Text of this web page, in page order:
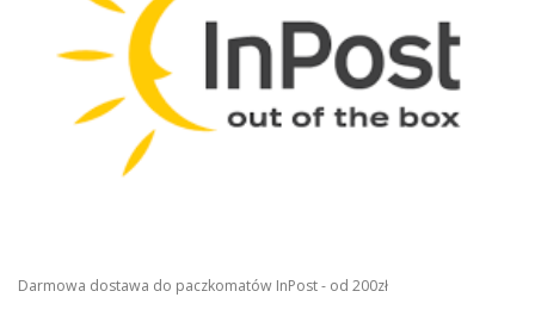
Darmowa dostawa do paczkomatów InPost - od 200zł